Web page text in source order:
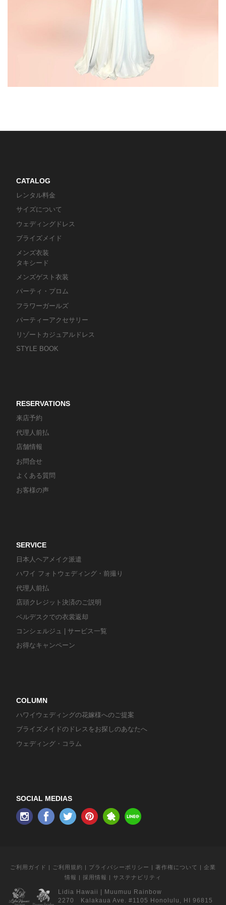
CATALOG
レンタル料金
サイズについて
ウェディングドレス
ブライズメイド
メンズ衣装
タキシード
メンズゲスト衣装
パーティ・プロム
フラワーガールズ
パーティーアクセサリー
リゾートカジュアルドレス
STYLE BOOK
RESERVATIONS
来店予約
代理人前払
店舗情報
お問合せ
よくある質問
お客様の声
SERVICE
日本人ヘアメイク派遣
ハワイ フォトウェディング・前撮り
代理人前払
店頭クレジット決済のご説明
ベルデスクでの衣裳返却
コンシェルジュ | サービス一覧
お得なキャンペーン
COLUMN
ハワイウェディングの花嫁様へのご提案
ブライズメイドのドレスをお探しのあなたへ
ウェディング・コラム
SOCIAL MEDIAS
ご利用ガイド | ご利用規約 | プライバシーポリシー | 著作権について | 企業
情報 | 採用情報 | サステナビリティ
Lidia Hawaii
Muumuu Rainbow
2270 Kalakaua Ave. #1105 Honolulu, HI 96815